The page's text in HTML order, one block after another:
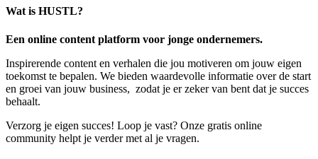
Wat is HUSTL?
Een online content platform voor jonge ondernemers.
Inspirerende content en verhalen die jou motiveren om jouw eigen
toekomst te bepalen. We bieden waardevolle informatie over de start
en groei van jouw business, zodat je er zeker van bent dat je succes
behaalt.
Verzorg je eigen succes! Loop je vast? Onze gratis online
community helpt je verder met al je vragen.